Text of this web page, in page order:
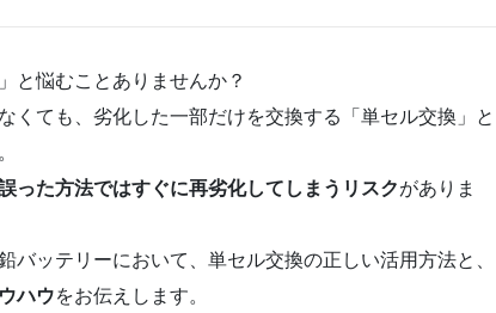
と悩むことありませんか？
くても、劣化した一部だけを交換する「単セル交換」と
った方法ではすぐに再劣化してしまうリスクがありま
ッテリーにおいて、単セル交換の正しい活用方法と、
ハウをお伝えします。